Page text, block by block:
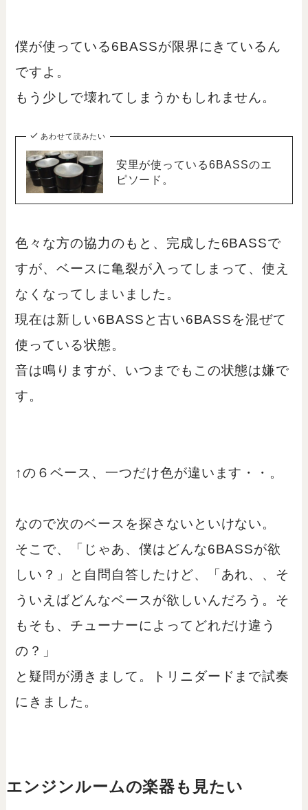
僕が使っている6BASSが限界にきているん
ですよ。
もう少しで壊れてしまうかもしれません。
あわせて読みたい
安里が使っている6BASSのエ
ピソード。
色々な方の協力のもと、完成した6BASSで
すが、ベースに亀裂が入ってしまって、使え
なくなってしまいました。
現在は新しい6BASSと古い6BASSを混ぜて
使っている状態。
音は鳴りますが、いつまでもこの状態は嫌で
す。
↑の６ベース、一つだけ色が違います・・。
なので次のベースを探さないといけない。
そこで、「じゃあ、僕はどんな6BASSが欲
しい？」と自問自答したけど、「あれ、、そ
ういえばどんなベースが欲しいんだろう。そ
もそも、チューナーによってどれだけ違う
の？」
と疑問が湧きまして。トリニダードまで試奏
にきました。
エンジンルームの楽器も見たい